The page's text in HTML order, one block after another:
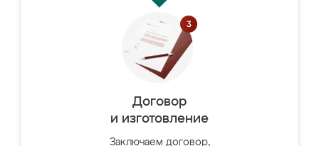
Договор
и изготовление
Заключаем договор,